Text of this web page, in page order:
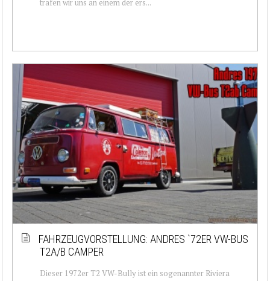
trafen wir uns an einem der ers...
FAHRZEUGVORSTELLUNG: ANDRES `72ER VW-BUS
T2A/B CAMPER
Dieser 1972er T2 VW-Bully ist ein sogenannter Riviera